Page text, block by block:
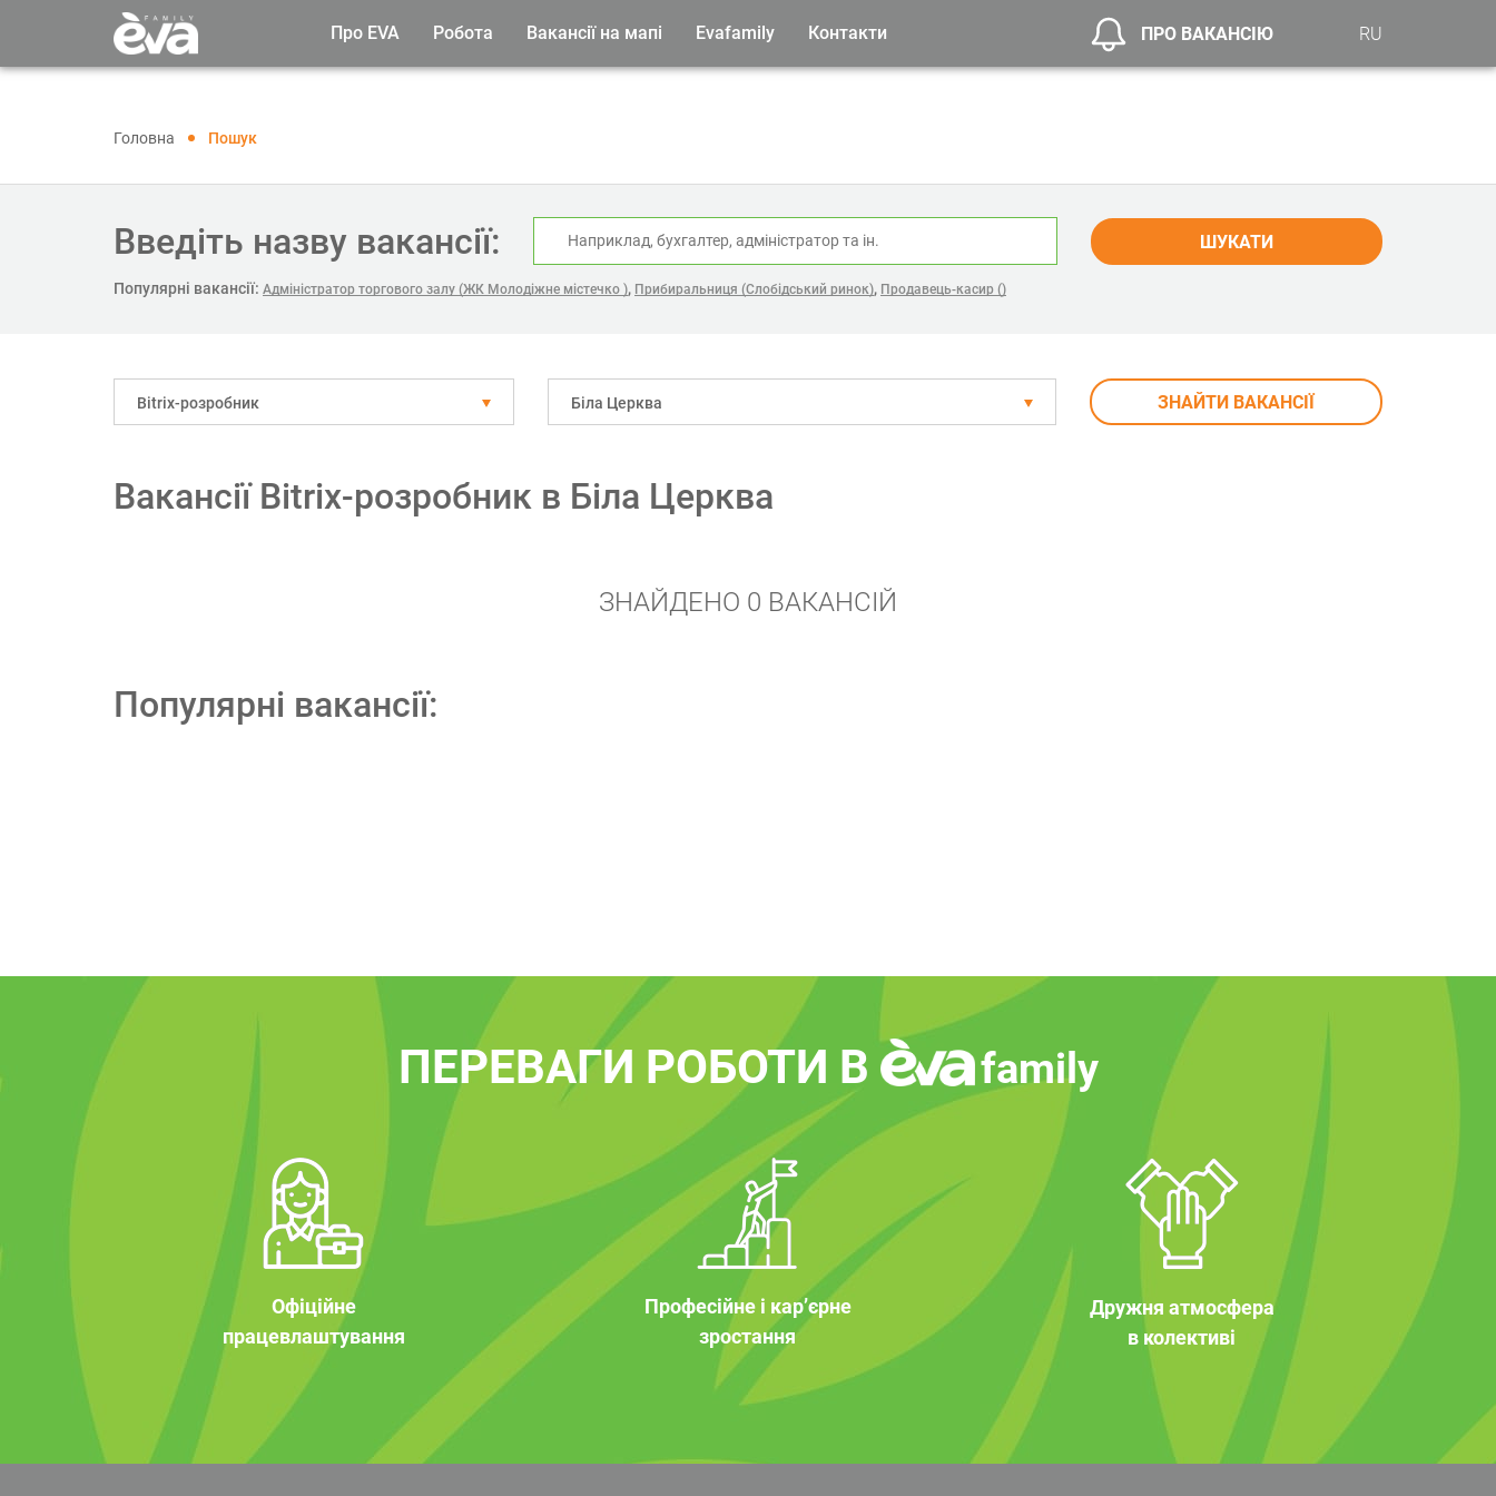
Про EVA Робота Вакансії на мапі Evafamily Контакти ПРО ВАКАНСІЮ RU
Головна Пошук
Введіть назву вакансії: ШУКАТИ
Популярні вакансії: Адміністратор торгового залу (ЖК Молодіжне містечко ), Прибиральниця (Слобідський ринок), Продавець-касир ()
Bitrix-розробник Біла Церква ЗНАЙТИ ВАКАНСІЇ
Вакансії Bitrix-розробник в Біла Церква
ЗНАЙДЕНО 0 ВАКАНСІЙ
Популярні вакансії:
ПЕРЕВАГИ РОБОТИ В family
Офіційне
працевлаштування
Професійне і кар’єрне
зростання
Дружня атмосфера
в колективі